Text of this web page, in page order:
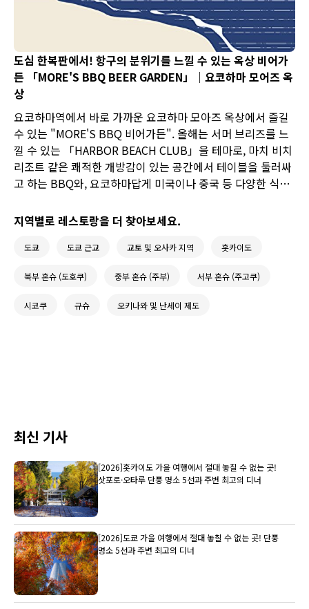
도심 한복판에서! 항구의 분위기를 느낄 수 있는 옥상 비어가
든 「MORE'S BBQ BEER GARDEN」｜요코하마 모어즈 옥
상
요코하마역에서 바로 가까운 요코하마 모아즈 옥상에서 즐길
수 있는 "MORE'S BBQ 비어가든". 올해는 서머 브리즈를 느
낄 수 있는 「HARBOR BEACH CLUB」을 테마로, 마치 비치
리조트 같은 쾌적한 개방감이 있는 공간에서 테이블을 둘러싸
고 하는 BBQ와, 요코하마답게 미국이나 중국 등 다양한 식문
다운 문화가 녹아든 분위기와 비치 클럽 같은 릴랙스한 감각이
문해 보세요.
지역별로 레스토랑을 더 찾아보세요.
도쿄 도쿄 근교 교토 및 오사카 지역 홋카이도
북부 혼슈 (도호쿠) 중부 혼슈 (주부) 서부 혼슈 (주고쿠)
시코쿠 규슈 오키나와 및 난세이 제도
최신 기사
[2026]홋카이도 가을 여행에서 절대 놓칠 수 없는 곳!
삿포로·오타루 단풍 명소 5선과 주변 최고의 디너
[2026]도쿄 가을 여행에서 절대 놓칠 수 없는 곳! 단풍
명소 5선과 주변 최고의 디너